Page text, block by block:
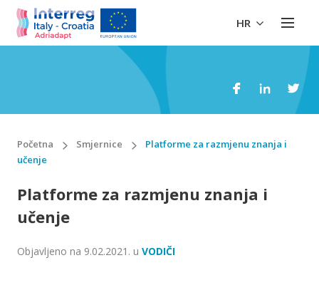
HR
Početna Smjernice
Platforme za razmjenu znanja i
učenje
Platforme za razmjenu znanja i
učenje
Objavljeno na 9.02.2021. u VODIČI